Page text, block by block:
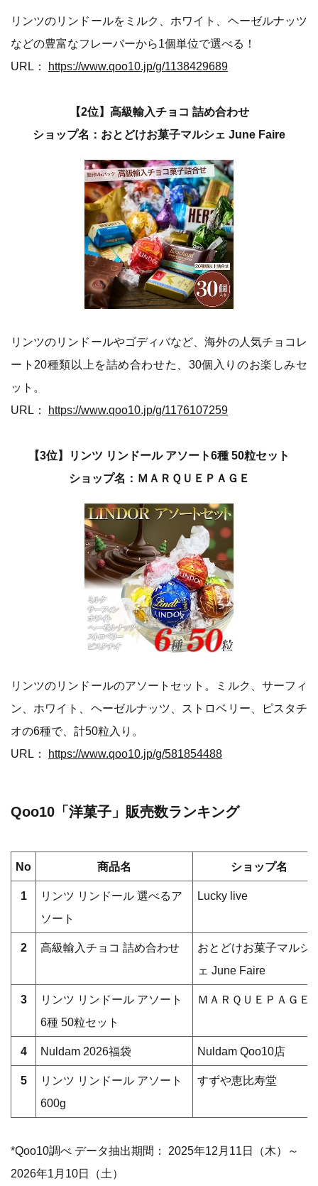
リンツのリンドールをミルク、ホワイト、ヘーゼルナッツ
などの豊富なフレーバーから1個単位で選べる！
URL： https://www.qoo10.jp/g/1138429689
【2位】高級輸入チョコ 詰め合わせ
ショップ名：おとどけお菓子マルシェ June Faire
リンツのリンドールやゴディバなど、海外の人気チョコレ
ート20種類以上を詰め合わせた、30個入りのお楽しみセ
ット。
URL： https://www.qoo10.jp/g/1176107259
【3位】リンツ リンドール アソート6種 50粒セット
ショップ名：ＭＡＲＱＵＥＰＡＧＥ
リンツのリンドールのアソートセット。ミルク、サーフィ
ン、ホワイト、ヘーゼルナッツ、ストロベリー、ピスタチ
オの6種で、計50粒入り。
URL： https://www.qoo10.jp/g/581854488
Qoo10「洋菓子」販売数ランキング
No 商品名 ショップ名
1
リンツ リンドール 選べるア
ソート
Lucky live
2 高級輸入チョコ 詰め合わせ
おとどけお菓子マルシ
ェ June Faire
3
リンツ リンドール アソート
6種 50粒セット
ＭＡＲＱＵＥＰＡＧＥ
4 Nuldam 2026福袋 Nuldam Qoo10店
5
リンツ リンドール アソート
600g
すずや恵比寿堂
*Qoo10調べ データ抽出期間： 2025年12月11日（木）～
2026年1月10日（土）